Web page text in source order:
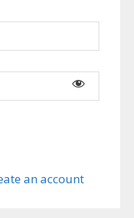
an account